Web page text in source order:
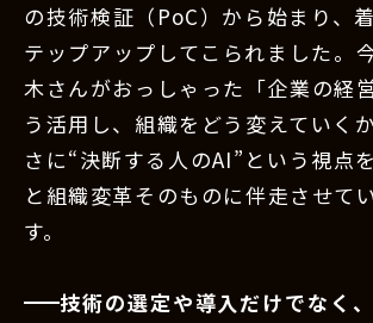
の技術検証（PoC）から始まり、
テップアップしてこられました。
木さんがおっしゃった「企業の経
う活用し、組織をどう変えていく
さに“決断する人のAI”という視点
と組織変革そのものに伴走させて
す。
技術の選定や導入だけでなく